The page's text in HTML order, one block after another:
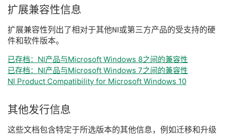
扩展兼容性信息
扩展兼容性列出了相对于其他NI或第三方产品的受支持的硬
件和软件版本。
已存档：NI产品与Microsoft Windows 8之间的兼容性
已存档：NI产品与Microsoft Windows 7之间的兼容性
NI Product Compatibility for Microsoft Windows 10
其他发行信息
这些文档包含特定于所选版本的其他信息， 例如迁移和升级